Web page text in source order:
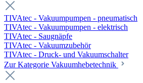
TIVAtec - Vakuumpumpen - pneumatisch
TIVAtec - Vakuumpumpen - elektrisch
TIVAtec - Saugnäpfe
TIVAtec - Vakuumzubehör
TIVAtec - Druck- und Vakuumschalter
Zur Kategorie Vakuumhebetechnik